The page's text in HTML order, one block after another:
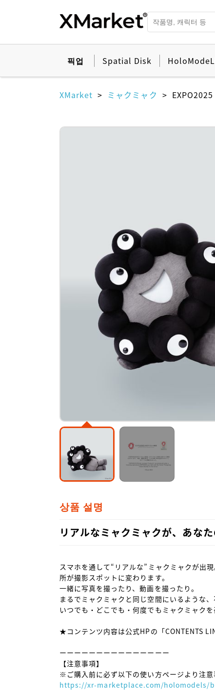
픽업 Spatial Disk
XMarket ミャクミャク
상품 설명
リアルなミャクミャクが、あな
スマホを通して“リアルな”ミャクミャクが出
所が撮影スポットに変わります。
一緒に写真を撮ったり、動画を撮ったり。
まるでミャクミャクと同じ空間にいるような
いつでも・どこでも・何度でもミャクミャク
★コンテンツ内容は公式HPの「CONTENTS
ーーーーーーーーーーーーーーー
【注意事項】
https://xr-marketplace.com/holomodels/